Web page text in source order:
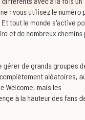
; vous utilisez le numéro
tout le monde s'active
et de nombreux chemins
gérer de grands groupes
aléatoires,
Welcome, mais les
à la hauteur des fans